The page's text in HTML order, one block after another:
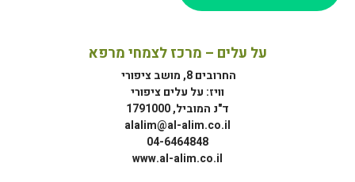
על עלים – מרכז לצמחי מרפא
החרובים 8, מושב ציפורי
וויז: על עלים ציפורי
ד"נ המוביל, 1791000
alalim@al-alim.co.il
04-6464848
www.al-alim.co.il